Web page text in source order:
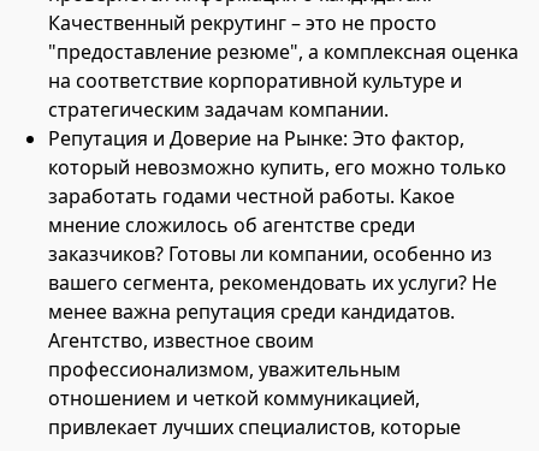
Качественный рекрутинг – это не просто
"предоставление резюме", а комплексная оценка
на соответствие корпоративной культуре и
стратегическим задачам компании.
Репутация и Доверие на Рынке: Это фактор,
который невозможно купить, его можно только
заработать годами честной работы. Какое
мнение сложилось об агентстве среди
заказчиков? Готовы ли компании, особенно из
вашего сегмента, рекомендовать их услуги? Не
менее важна репутация среди кандидатов.
Агентство, известное своим
профессионализмом, уважительным
отношением и четкой коммуникацией,
привлекает лучших специалистов, которые